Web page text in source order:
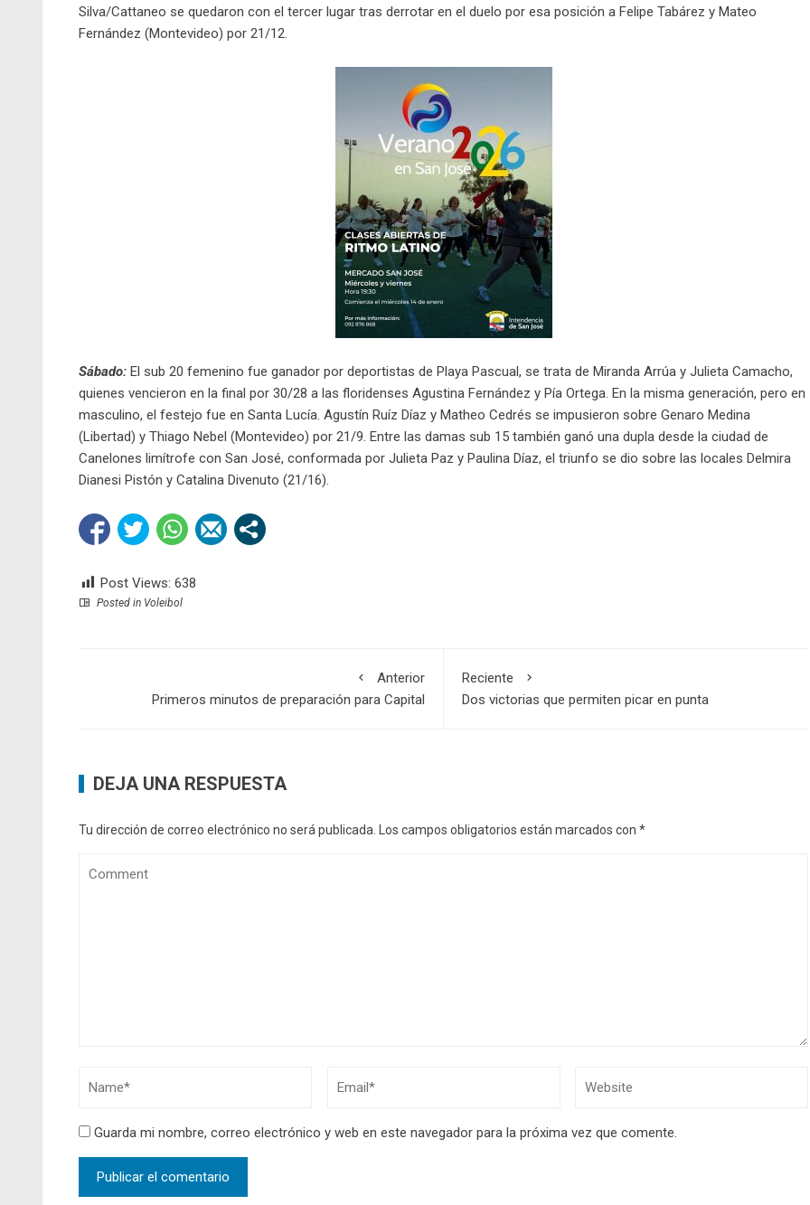
Silva/Cattaneo se quedaron con el tercer lugar tras derrotar en el duelo por esa posición a Felipe Tabárez y Mateo
Fernández (Montevideo) por 21/12.
Sábado: El sub 20 femenino fue ganador por deportistas de Playa Pascual, se trata de Miranda Arrúa y Julieta Camacho,
quienes vencieron en la final por 30/28 a las floridenses Agustina Fernández y Pía Ortega. En la misma generación, pero en
masculino, el festejo fue en Santa Lucía. Agustín Ruíz Díaz y Matheo Cedrés se impusieron sobre Genaro Medina
(Libertad) y Thiago Nebel (Montevideo) por 21/9. Entre las damas sub 15 también ganó una dupla desde la ciudad de
Canelones limítrofe con San José, conformada por Julieta Paz y Paulina Díaz, el triunfo se dio sobre las locales Delmira
Dianesi Pistón y Catalina Divenuto (21/16).
Post Views: 638
Posted in Voleibol
Anterior
Primeros minutos de preparación para Capital
Reciente
Dos victorias que permiten picar en punta
DEJA UNA RESPUESTA
Tu dirección de correo electrónico no será publicada. Los campos obligatorios están marcados con *
Guarda mi nombre, correo electrónico y web en este navegador para la próxima vez que comente.